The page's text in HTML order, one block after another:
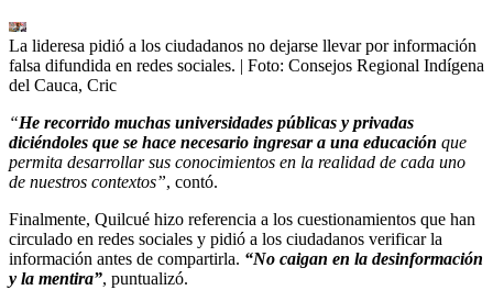
La lideresa pidió a los ciudadanos no dejarse llevar por información
falsa difundida en redes sociales. | Foto: Consejos Regional Indígena
del Cauca, Cric
“He recorrido muchas universidades públicas y privadas
diciéndoles que se hace necesario ingresar a una educación que
permita desarrollar sus conocimientos en la realidad de cada uno
de nuestros contextos”, contó.
Finalmente, Quilcué hizo referencia a los cuestionamientos que han
circulado en redes sociales y pidió a los ciudadanos verificar la
información antes de compartirla. “No caigan en la desinformación
y la mentira”, puntualizó.